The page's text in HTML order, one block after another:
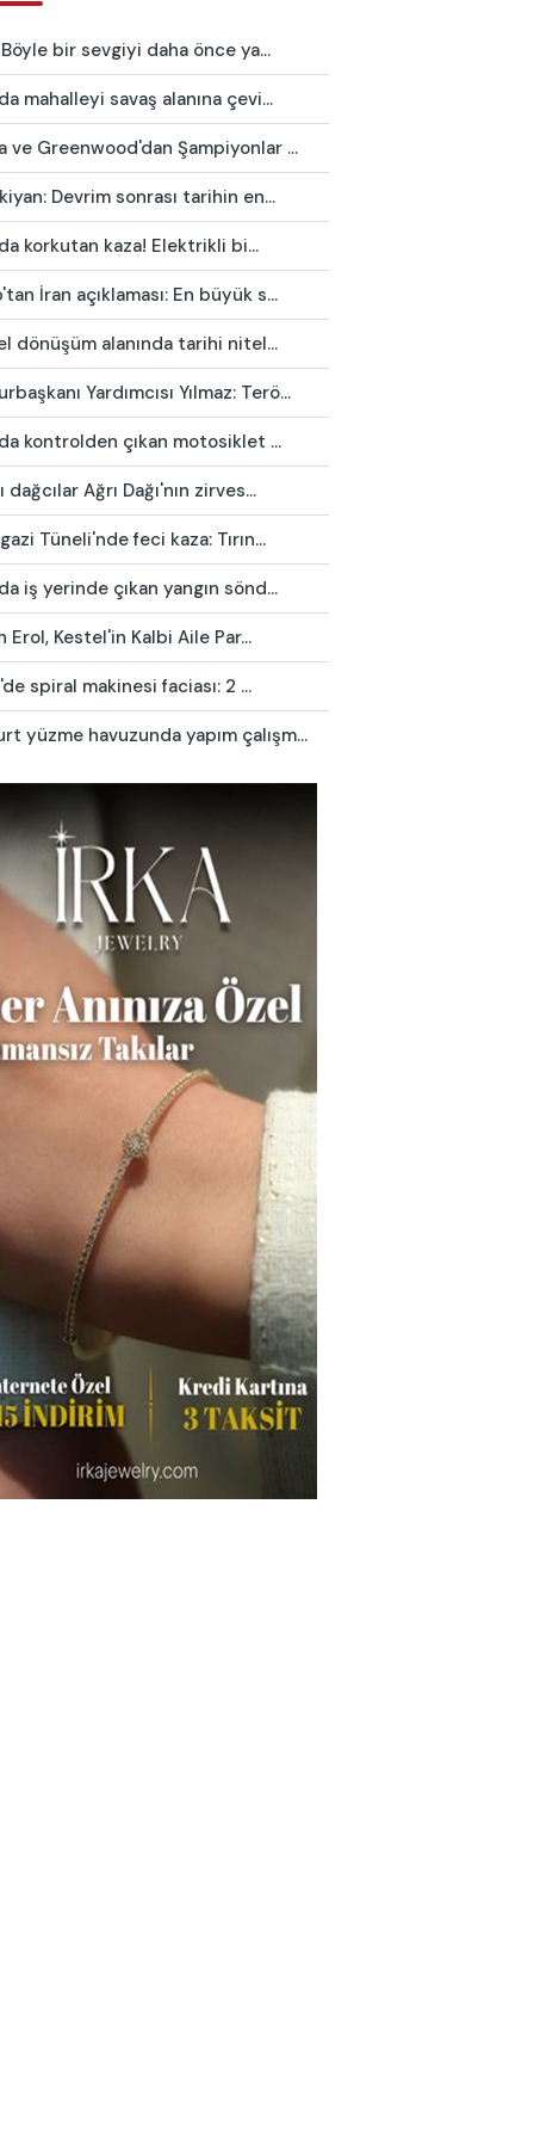
Böyle bir sevgiyi daha önce ya...
mahalleyi savaş alanına çevi...
ve Greenwood'dan Şampiyonlar ...
Devrim sonrası tarihin en...
korkutan kaza! Elektrikli bi...
İran açıklaması: En büyük s...
dönüşüm alanında tarihi nitel...
Yardımcısı Yılmaz: Terö...
kontrolden çıkan motosiklet ...
dağcılar Ağrı Dağı'nın zirves...
Tüneli'nde feci kaza: Tırın...
iş yerinde çıkan yangın sönd...
Erol, Kestel'in Kalbi Aile Par...
spiral makinesi faciası: 2 ...
yüzme havuzunda yapım çalışm...